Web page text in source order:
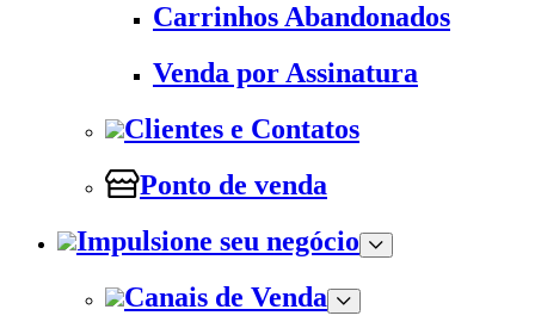
Carrinhos Abandonados
Venda por Assinatura
Clientes e Contatos
Ponto de venda
Impulsione seu negócio
Canais de Venda